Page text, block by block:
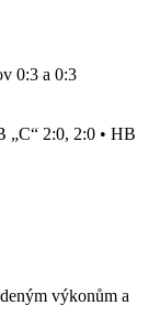
0:3 a 0:3
„C“ 2:0, 2:0 • HB
výkonům a